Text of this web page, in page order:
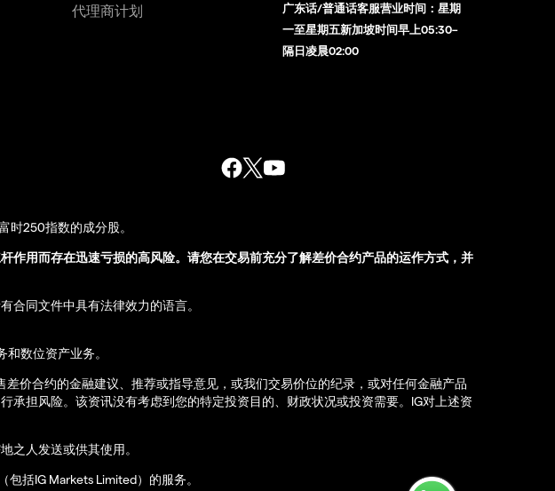
代理商计划
广东话/普通话客服营业时间：星期
一至星期五新加坡时间早上05:30–
隔日凌晨02:00
时250指数的成分股。
用而存在迅速亏损的高风险。请您在交易前充分了解差价合约产品的运作方式，并
合同文件中具有法律效力的语言。
数位资产业务。
价合约的金融建议、推荐或指导意见，或我们交易价位的纪录，或对任何金融产品
担风险。该资讯没有考虑到您的特定投资目的、财政状况或投资需要。IG对上述资
之人发送或供其使用。
括IG Markets Limited）的服务。